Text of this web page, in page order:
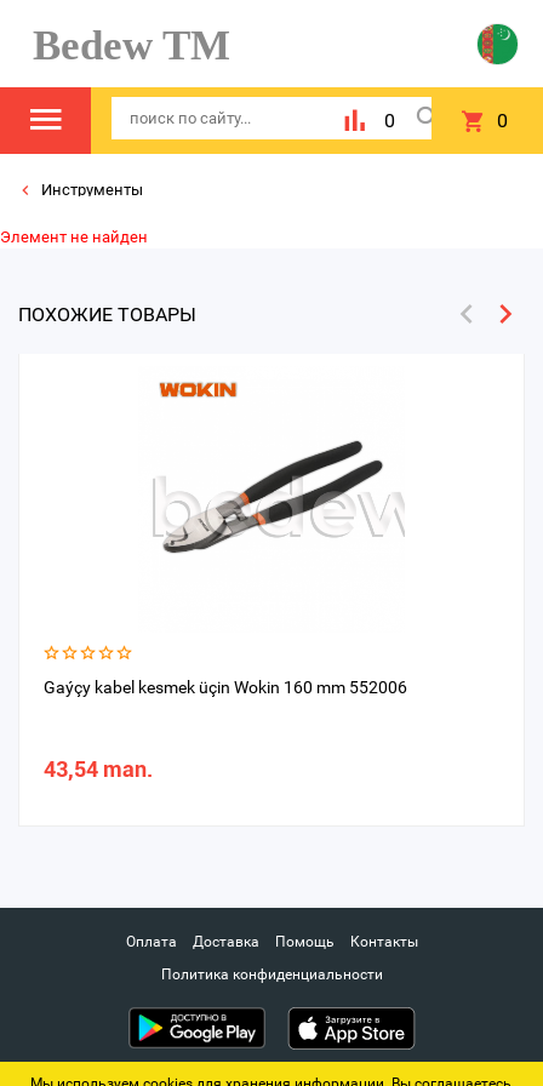
Bedew TM
0 0
Инструменты
Элемент не найден
ПОХОЖИЕ ТОВАРЫ
Gaýçy kabel kesmek üçin Wokin 160 mm 552006
43,54 man.
Оплата Доставка Помощь
Контакты
Политика конфиденциальности